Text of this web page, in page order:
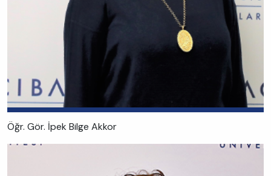
Öğr. Gör. İpek Bilge Akkor